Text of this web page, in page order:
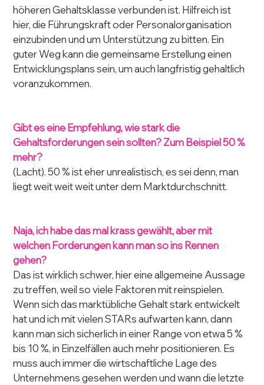
höheren Gehaltsklasse verbunden ist. Hilfreich ist
hier, die Führungskraft oder Personalorganisation
einzubinden und um Unterstützung zu bitten. Ein
guter Weg kann die gemeinsame Erstellung einen
Entwicklungsplans sein, um auch langfristig gehaltlich
voranzukommen.
Gibt es eine Empfehlung, wie stark die
Gehaltsforderungen sein sollten? Zum Beispiel 50 %
mehr?
(Lacht). 50 % ist eher unrealistisch, es sei denn, man
liegt weit weit weit unter dem Marktdurchschnitt.
Naja, ich habe das mal krass gewählt, aber mit
welchen Forderungen kann man so ins Rennen
gehen?
Das ist wirklich schwer, hier eine allgemeine Aussage
zu treffen, weil so viele Faktoren mit reinspielen.
Wenn sich das marktübliche Gehalt stark entwickelt
hat und ich mit vielen STARs aufwarten kann, dann
kann man sich sicherlich in einer Range von etwa 5 %
bis 10 %, in Einzelfällen auch mehr positionieren. Es
muss auch immer die wirtschaftliche Lage des
Unternehmens gesehen werden und wann die letzte